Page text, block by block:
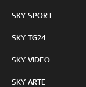
SKY SPORT
SKY TG24
SKY VIDEO
SKY ARTE